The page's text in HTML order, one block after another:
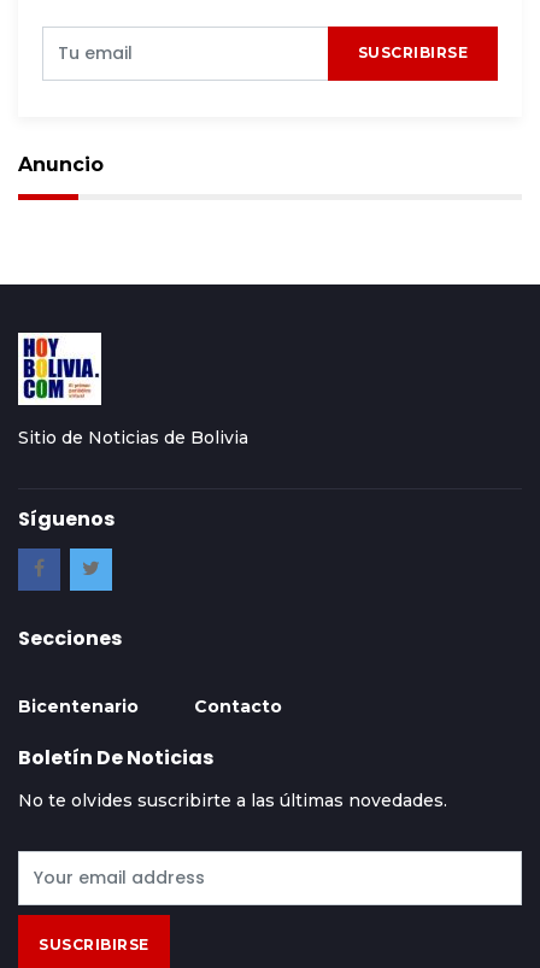
SUSCRIBIRSE
Anuncio
Sitio de Noticias de Bolivia
Síguenos
Secciones
Bicentenario Contacto
Boletín De Noticias
No te olvides suscribirte a las últimas novedades.
SUSCRIBIRSE